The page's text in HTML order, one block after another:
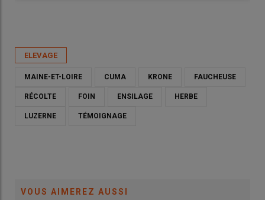
ELEVAGE
MAINE-ET-LOIRE CUMA KRONE FAUCHEUSE
RÉCOLTE FOIN ENSILAGE HERBE
LUZERNE TÉMOIGNAGE
VOUS AIMEREZ AUSSI